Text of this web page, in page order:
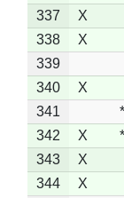
337
X
338
X
339
340
X
341
*
342
X *
343
X
344
X